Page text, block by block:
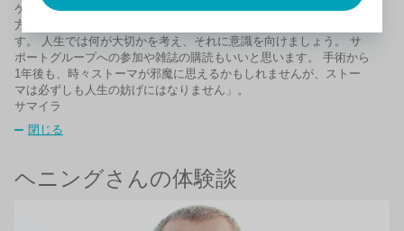
ケア看護師と継続的に連絡を取り合ってみてください。 看護師の
方々も忙しいでしょうが、元気がないときには助けてくれるはずで
す。 人生では何が大切かを考え、それに意識を向けましょう。 サ
ポートグループへの参加や雑誌の購読もいいと思います。 手術から
1年後も、時々ストーマが邪魔に思えるかもしれませんが、ストー
マは必ずしも人生の妨げにはなりません」。
サマイラ
閉じる
ヘニングさんの体験談